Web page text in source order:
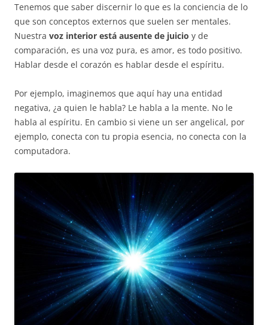
Tenemos que saber discernir lo que es la conciencia de lo
que son conceptos externos que suelen ser mentales.
Nuestra voz interior está ausente de juicio y de
comparación, es una voz pura, es amor, es todo positivo.
Hablar desde el corazón es hablar desde el espíritu.
Por ejemplo, imaginemos que aquí hay una entidad
negativa, ¿a quien le habla? Le habla a la mente. No le
habla al espíritu. En cambio si viene un ser angelical, por
ejemplo, conecta con tu propia esencia, no conecta con la
computadora.